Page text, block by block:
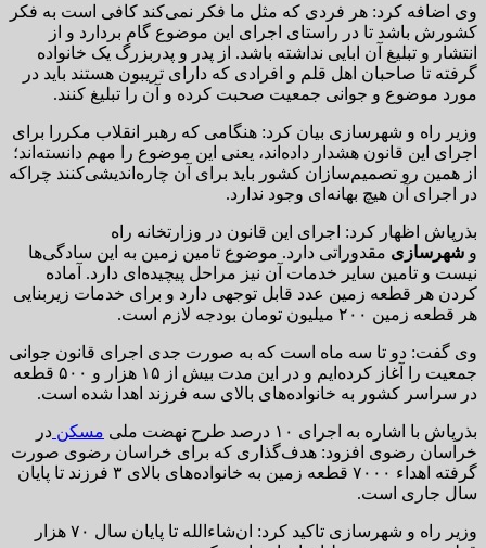
وی اضافه کرد: هر فردی که مثل ما فکر نمی‌کند کافی است به فکر
کشورش باشد تا در راستای اجرای این موضوع گام بردارد و از
انتشار و تبلیغ آن ابایی نداشته باشد. از پدر و پدربزرگ یک خانواده
گرفته تا صاحبان اهل قلم و افرادی که دارای تریبون هستند باید در
مورد موضوع و جوانی جمعیت صحبت کرده و آن را تبلیغ کنند.
وزیر راه و شهرسازی بیان کرد: هنگامی که رهبر انقلاب مکررا برای
اجرای این قانون هشدار داده‌اند، یعنی این موضوع را مهم دانسته‌اند؛
از همین رو تصمیم‌سازان کشور باید برای آن چاره‌اندیشی‌کنند چراکه
در اجرای آن هیچ بهانه‌ای وجود ندارد.
بذرپاش اظهار کرد: اجرای این قانون در وزارتخانه راه
و شهرسازی مقدوراتی دارد. موضوع تامین زمین به این سادگی‌ها
نیست و تامین سایر خدمات آن نیز مراحل پیچیده‌ای دارد. آماده
کردن هر قطعه زمین عدد قابل توجهی دارد و برای خدمات زیربنایی
هر قطعه زمین ۲۰۰ میلیون تومان بودجه لازم است.
وی گفت: دو تا سه ماه است که به صورت جدی اجرای قانون جوانی
جمعیت را آغاز کرده‌ایم و در این مدت بیش از ۱۵ هزار و ۵۰۰ قطعه
در سراسر کشور به خانواده‌های بالای سه فرزند اهدا شده است.
بذرپاش با اشاره به اجرای ۱۰ درصد طرح نهضت ملی مسکن در
خراسان رضوی افزود: هدف‌گذاری که برای خراسان رضوی صورت
گرفته اهداء ۷۰۰۰ قطعه زمین به خانواده‌های بالای ۳ فرزند تا پایان
سال جاری است.
وزیر راه و شهرسازی تاکید کرد: ان‌شاءالله تا پایان سال ۷۰ هزار